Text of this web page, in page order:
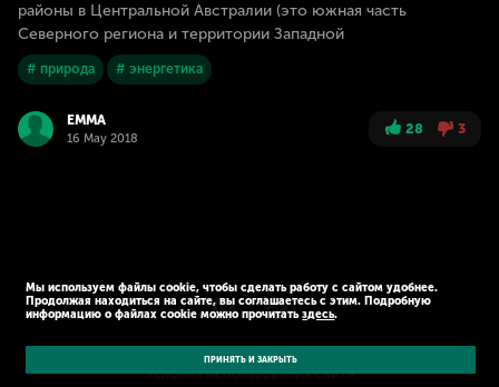
районы в Центральной Австралии (это южная часть
Северного региона и территории Западной
# природа # энергетика
EMMA
16 May 2018
28 3
Политика конфиденциальности
Условия использования сайта
Мы используем файлы cookie, чтобы сделать работу с сайтом удобнее.
Продолжая находиться на сайте, вы соглашаетесь с этим. Подробную
информацию о файлах cookie можно прочитатьздесь.
ПРИНЯТЬ И ЗАКРЫТЬ